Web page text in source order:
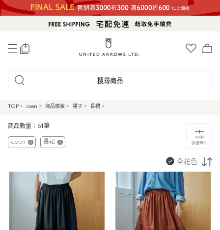
搜尋商品
TOP > coen > 商品檢索 > 裙子 > 長裙 >
商品數量：61筆
篩選條件
coen 長裙
全花色